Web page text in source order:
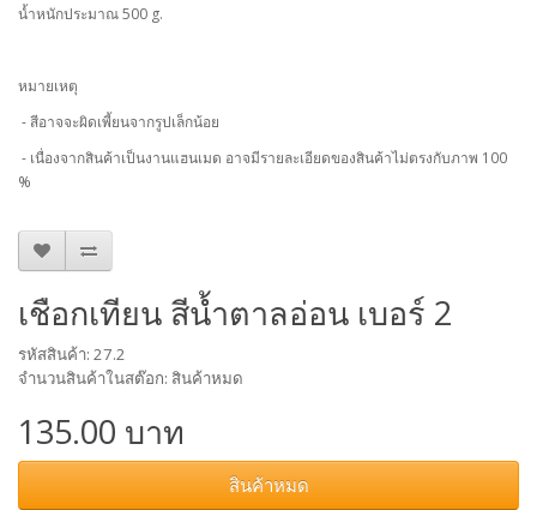
น้ำหนักประมาณ 500 g.
หมายเหตุ
- สีอาจจะผิดเพี้ยนจากรูปเล็กน้อย
- เนื่องจากสินค้าเป็นงานแฮนเมด อาจมีรายละเอียดของสินค้าไม่ตรงกับภาพ 100
%
เชือกเทียน สีน้ำตาลอ่อน เบอร์ 2
รหัสสินค้า: 27.2
จำนวนสินค้าในสต๊อก: สินค้าหมด
135.00 บาท
สินค้าหมด